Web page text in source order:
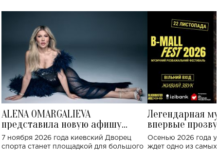
ALENA OMARGALIEVA
представила новую афишу
большого концерта во Дворце
спорта
7 ноября 2026 года киевский Дворец
спорта станет площадкой для большого
Легендарная
впервые
Украине: где
Осенью 2026 года
ждет одно из